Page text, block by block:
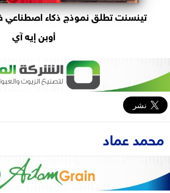
تينسنت تطلق نموذج ذكاء اصطناعي
أوبن إيه آي
محمد عماد